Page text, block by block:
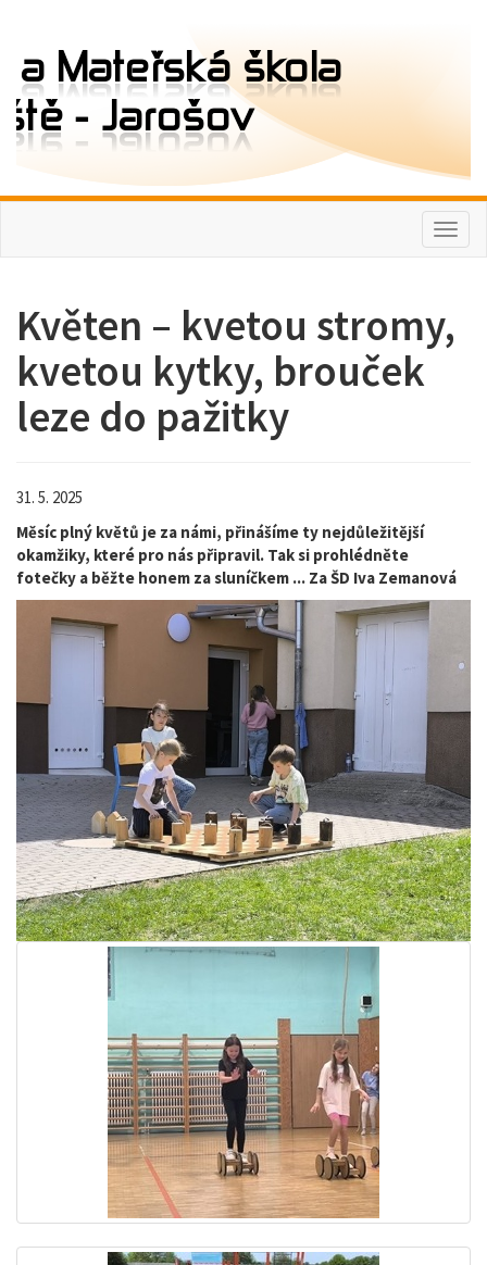
Květen – kvetou stromy,
kvetou kytky, brouček
leze do pažitky
31. 5. 2025
Měsíc plný květů je za námi, přinášíme ty nejdůležitější
okamžiky, které pro nás připravil. Tak si prohlédněte
fotečky a běžte honem za sluníčkem ... Za ŠD Iva Zemanová